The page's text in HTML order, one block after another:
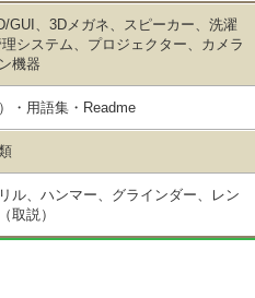
GUI、3Dメガネ、スピーカー、洗濯
システム、プロジェクター、カメラ
機器
・用語集・Readme
ル、ハンマー、グラインダー、レン
取説）